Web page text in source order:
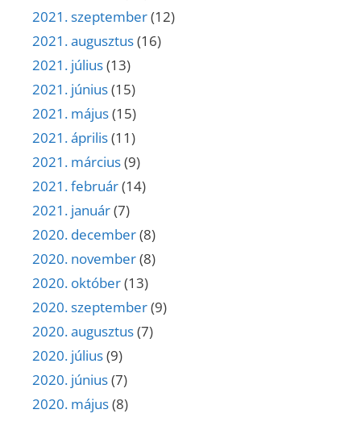
2021. szeptember(12)
2021. augusztus(16)
2021. július(13)
2021. június(15)
2021. május(15)
2021. április(11)
2021. március(9)
2021. február(14)
2021. január(7)
2020. december(8)
2020. november(8)
2020. október(13)
2020. szeptember(9)
2020. augusztus(7)
2020. július(9)
2020. június(7)
2020. május(8)